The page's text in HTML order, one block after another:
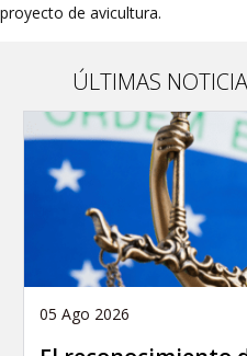
proyecto de avicultura.
ÚLTIMAS
05 Ago 2026